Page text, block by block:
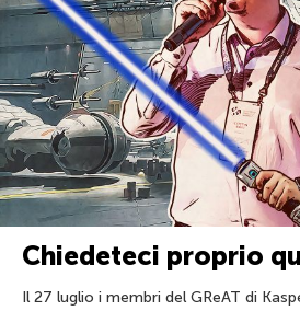
Chiedeteci proprio
Il 27 luglio i membri del GReAT di